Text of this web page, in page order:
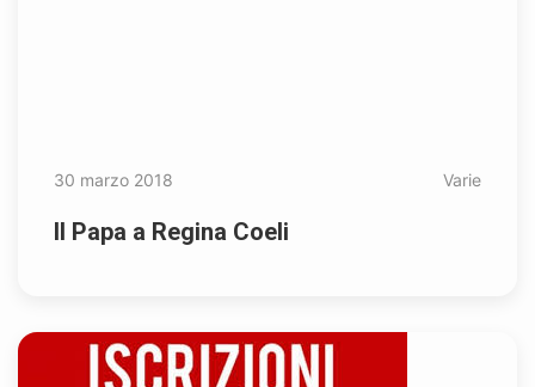
30 marzo 2018 Varie
Il Papa a Regina Coeli